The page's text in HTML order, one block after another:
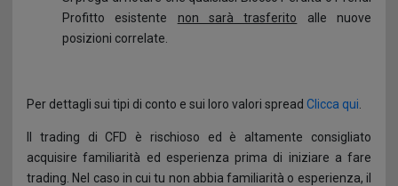
Profitto esistente non sarà trasferito alle nuove
posizioni correlate.
Per dettagli sui tipi di conto e sui loro valori spread Clicca qui
Il trading di CFD è rischioso ed è altamente consigliato
acquisire familiarità ed esperienza prima di iniziare a fare
trading. Nel caso in cui tu non abbia familiarità o esperienza, il